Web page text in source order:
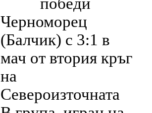
победи
Черноморец
(Балчик) с 3:1 в
мач от втория кръг
на
Североизточната